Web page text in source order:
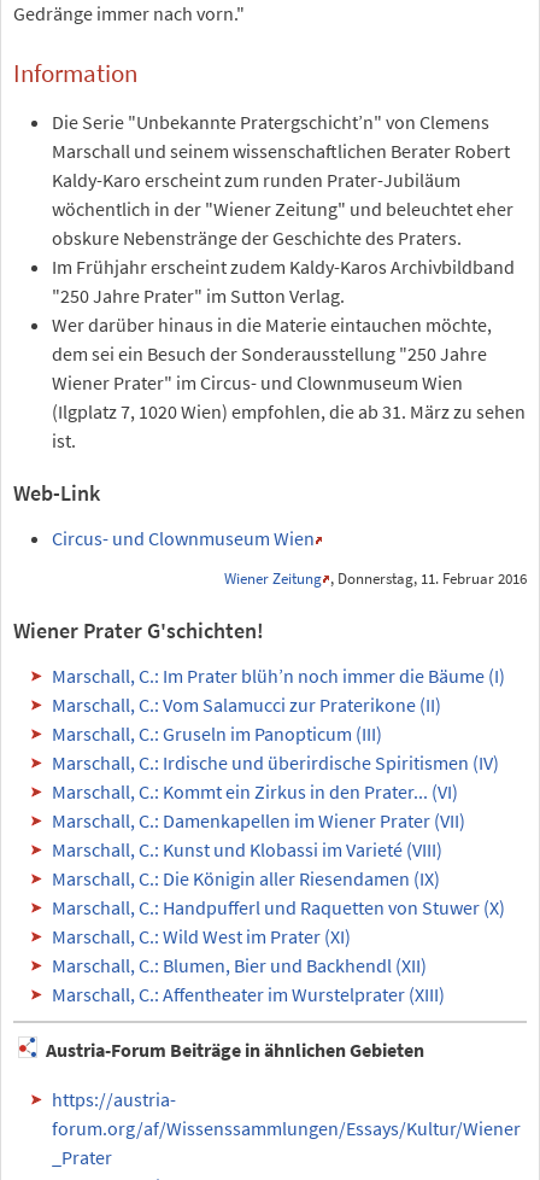
Gedränge immer nach vorn."
Information
Die Serie "Unbekannte Pratergschicht’n" von Clemens
Marschall und seinem wissenschaftlichen Berater Robert
Kaldy-Karo erscheint zum runden Prater-Jubiläum
wöchentlich in der "Wiener Zeitung" und beleuchtet eher
obskure Nebenstränge der Geschichte des Praters.
Im Frühjahr erscheint zudem Kaldy-Karos Archivbildband
"250 Jahre Prater" im Sutton Verlag.
Wer darüber hinaus in die Materie eintauchen möchte,
dem sei ein Besuch der Sonderausstellung "250 Jahre
Wiener Prater" im Circus- und Clownmuseum Wien
(Ilgplatz 7, 1020 Wien) empfohlen, die ab 31. März zu sehen
ist.
Web-Link
Circus- und Clownmuseum Wien
Wiener Zeitung , Donnerstag, 11. Februar 2016
Wiener Prater G'schichten!
Marschall, C.: Im Prater blüh’n noch immer die Bäume (I)
Marschall, C.: Vom Salamucci zur Praterikone (II)
Marschall, C.: Gruseln im Panopticum (III)
Marschall, C.: Irdische und überirdische Spiritismen (IV)
Marschall, C.: Kommt ein Zirkus in den Prater... (VI)
Marschall, C.: Damenkapellen im Wiener Prater (VII)
Marschall, C.: Kunst und Klobassi im Varieté (VIII)
Marschall, C.: Die Königin aller Riesendamen (IX)
Marschall, C.: Handpufferl und Raquetten von Stuwer (X)
Marschall, C.: Wild West im Prater (XI)
Marschall, C.: Blumen, Bier und Backhendl (XII)
Marschall, C.: Affentheater im Wurstelprater (XIII)
Austria-Forum Beiträge in ähnlichen Gebieten
https://austria-
forum.org/af/Wissenssammlungen/Essays/Kultur/Wiener
_Prater